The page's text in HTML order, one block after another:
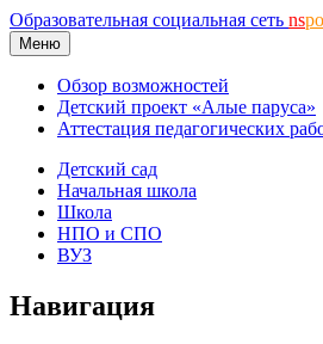
Образовательная социальная сеть ns
Меню
Обзор возможностей
Детский проект «Алые паруса»
Аттестация педагогических
Детский сад
Начальная школа
Школа
НПО и СПО
ВУЗ
Навигация